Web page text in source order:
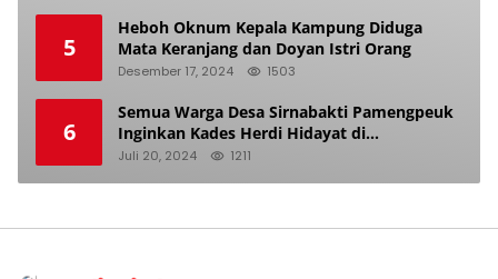
5
Heboh Oknum Kepala Kampung Diduga
Mata Keranjang dan Doyan Istri Orang
Desember 17, 2024 1503
6
Semua Warga Desa Sirnabakti Pamengpeuk
Inginkan Kades Herdi Hidayat di
Berhentikan Dari Jabatan nya
Juli 20, 2024 1211